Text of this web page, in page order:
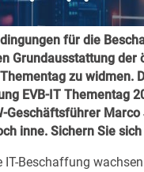
für die
Grundausstattung der
zu widmen.
EVB-IT Thementag
Geschäftsführer
inne. Sichern Sie
Beschaffung